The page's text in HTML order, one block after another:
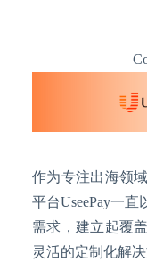
作为专注出海领
平台UseePay一
需求，建立起覆
灵活的定制化解决